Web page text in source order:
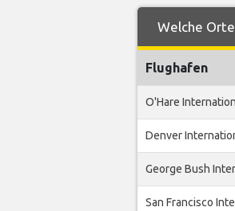
Welche
Flughafen
O'Hare
Denver
George Bush
San Francisco